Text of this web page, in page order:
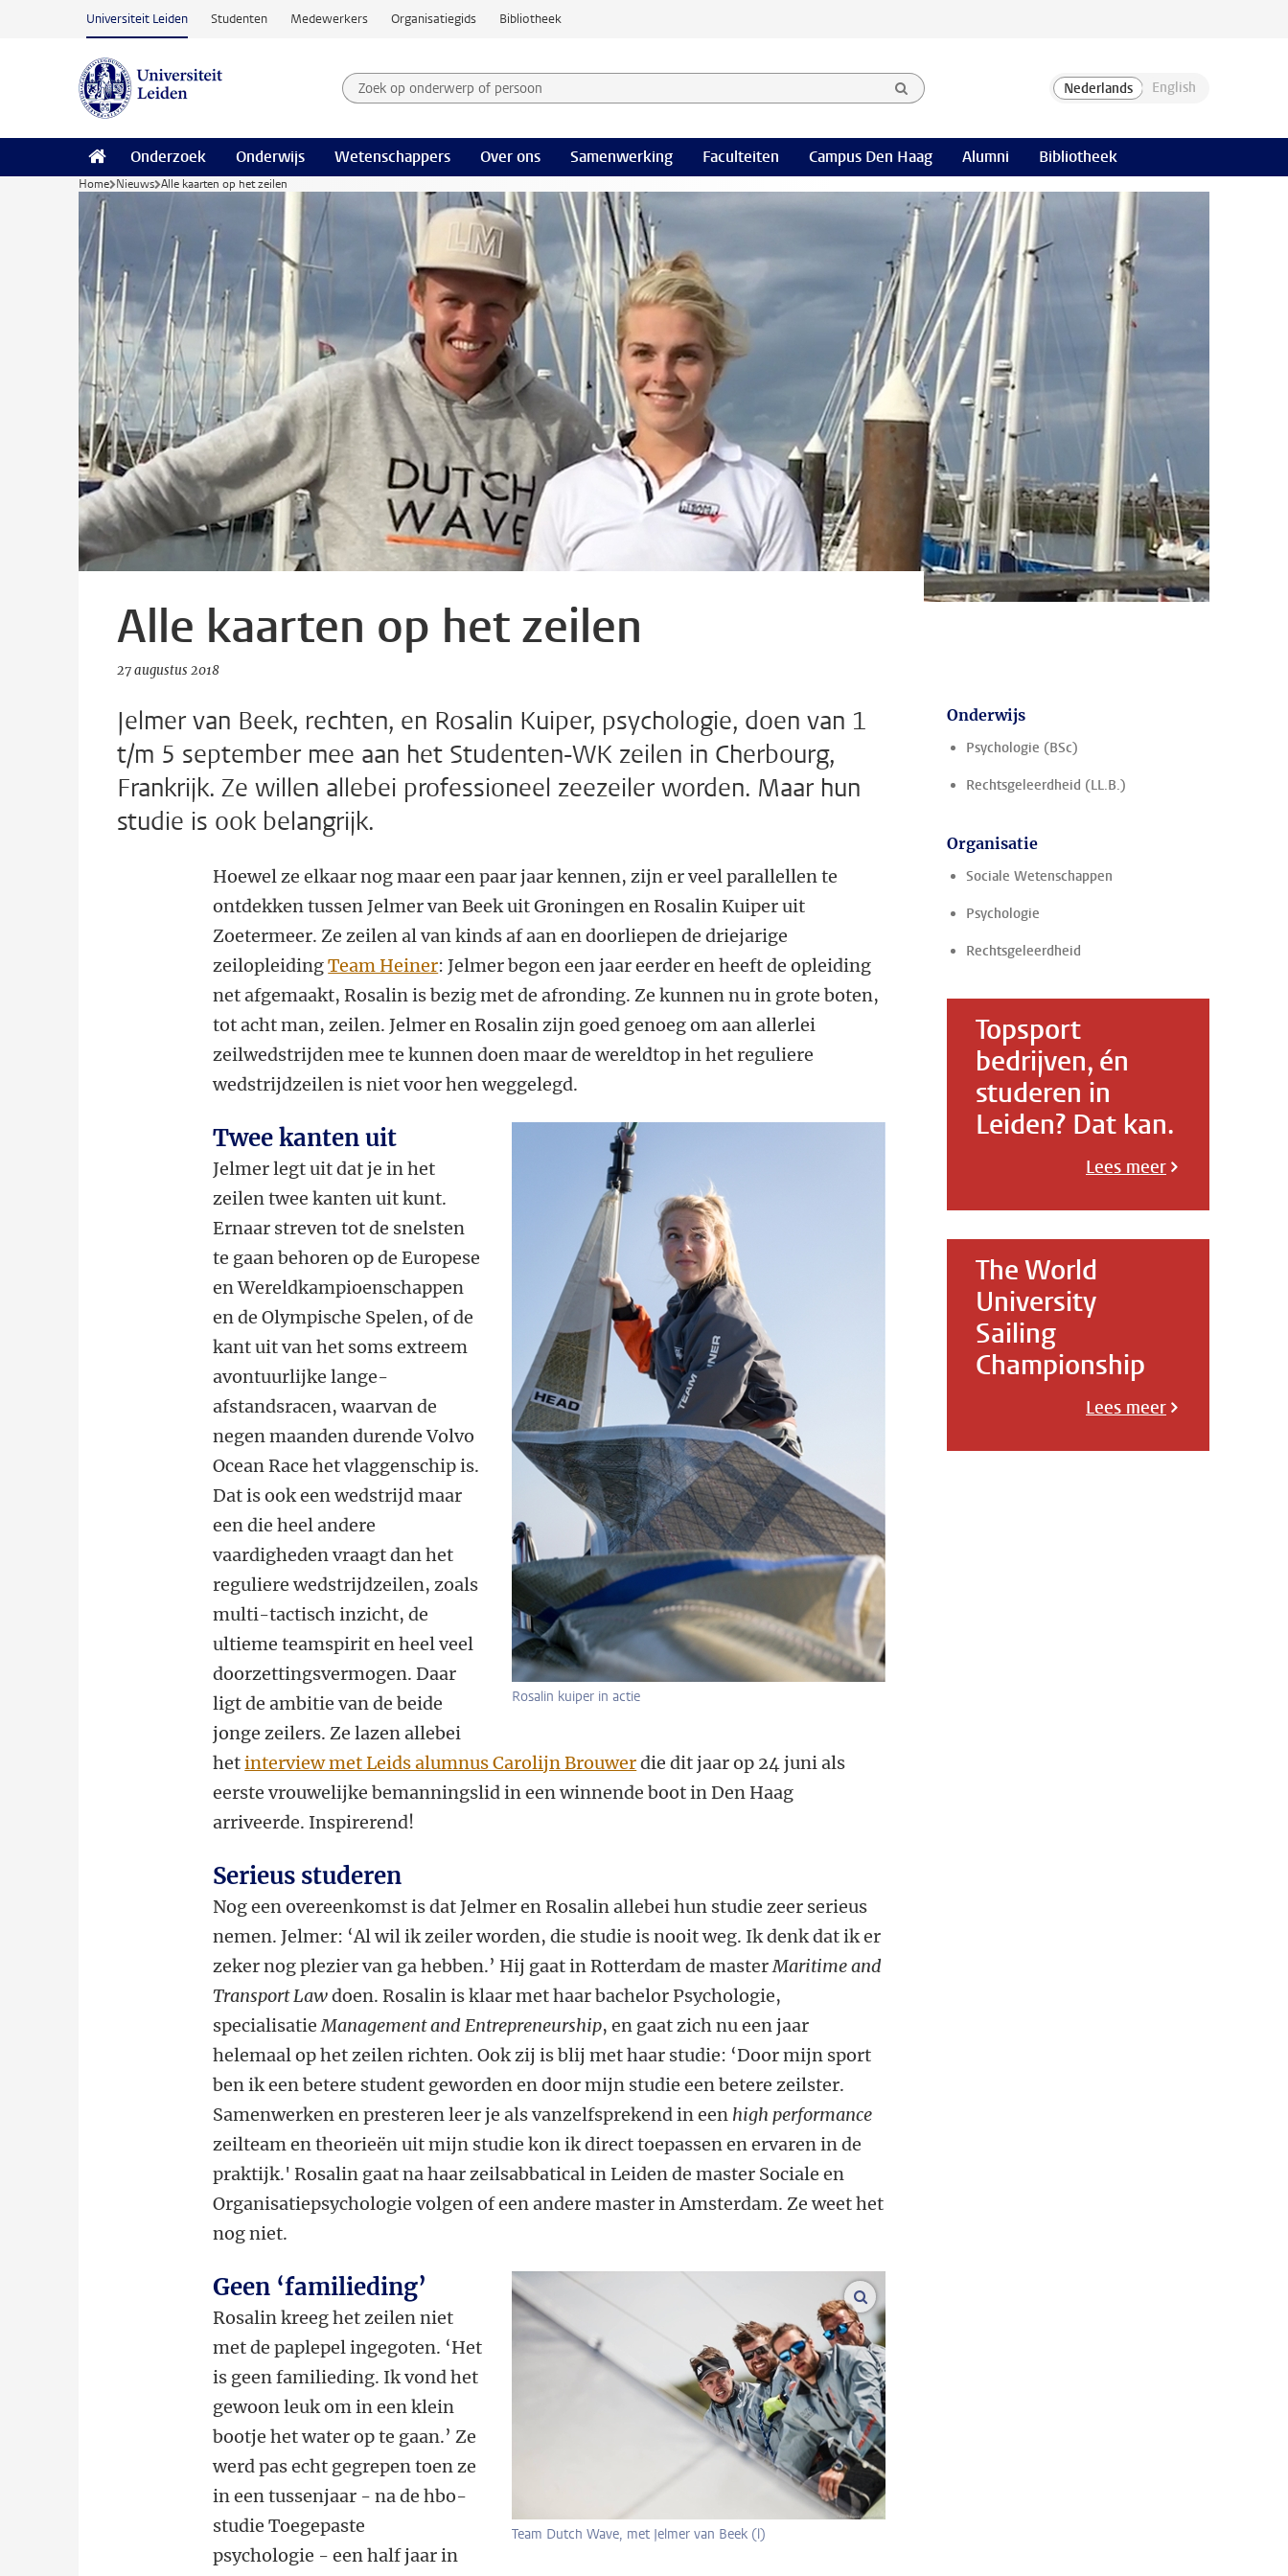
Ga naar hoofdinhoud
Universiteit Leiden Studenten Medewerkers Organisatiegids Bibliotheek
Zoek op onderwerp of persoon en selecteer categorie
Zoekterm
Onderzoek Onderwijs Wetenschappers Over ons Samenwerking Faculteiten Campus Den Haag Alumni Bibliotheek
Home Nieuws Alle kaarten op het zeilen
Alle kaarten op het zeilen
27 augustus 2018
Jelmer van Beek, rechten, en Rosalin Kuiper, psychologie, doen van 1
t/m 5 september mee aan het Studenten-WK zeilen in Cherbourg,
Frankrijk. Ze willen allebei professioneel zeezeiler worden. Maar hun
studie is ook belangrijk.
Hoewel ze elkaar nog maar een paar jaar kennen, zijn er veel parallellen te
ontdekken tussen Jelmer van Beek uit Groningen en Rosalin Kuiper uit
Zoetermeer. Ze zeilen al van kinds af aan en doorliepen de driejarige
zeilopleidingTeam Heiner: Jelmer begon een jaar eerder en heeft de opleiding
net afgemaakt, Rosalin is bezig met de afronding. Ze kunnen nu in grote boten,
tot acht man, zeilen. Jelmer en Rosalin zijn goed genoeg om aan allerlei
zeilwedstrijden mee te kunnen doen maar de wereldtop in het reguliere
wedstrijdzeilen is niet voor hen weggelegd.
Rosalin kuiper in actie
Twee kanten uit
Jelmer legt uit dat je in het
zeilen twee kanten uit kunt.
Ernaar streven tot de snelsten
te gaan behoren op de Europese
en Wereldkampioenschappen
en de Olympische Spelen, of de
kant uit van het soms extreem
avontuurlijke lange-
afstandsracen, waarvan de
negen maanden durende Volvo
Ocean Race het vlaggenschip is.
Dat is ook een wedstrijd maar
een die heel andere
vaardigheden vraagt dan het
reguliere wedstrijdzeilen, zoals
multi-tactisch inzicht, de
ultieme teamspirit en heel veel
doorzettingsvermogen. Daar
ligt de ambitie van de beide
jonge zeilers. Ze lazen allebei
hetinterview met Leids alumnus Carolijn Brouwerdie dit jaar op 24 juni als
eerste vrouwelijke bemanningslid in een winnende boot in Den Haag
arriveerde. Inspirerend!
Serieus studeren
Nog een overeenkomst is dat Jelmer en Rosalin allebei hun studie zeer serieus
nemen. Jelmer: ‘Al wil ik zeiler worden, die studie is nooit weg. Ik denk dat ik er
zeker nog plezier van ga hebben.’ Hij gaat in Rotterdam de masterMaritime and
Transport Lawdoen. Rosalin is klaar met haar bachelor Psychologie,
specialisatieManagement and Entrepreneurship, en gaat zich nu een jaar
helemaal op het zeilen richten. Ook zij is blij met haar studie: ‘Door mijn sport
ben ik een betere student geworden en door mijn studie een betere zeilster.
Samenwerken en presteren leer je als vanzelfsprekend in een high performance
zeilteam en theorieën uit mijn studie kon ik direct toepassen en ervaren in de
praktijk.' Rosalin gaat na haar zeilsabbatical in Leiden de master Sociale en
Organisatiepsychologie volgen of een andere master in Amsterdam. Ze weet het
nog niet.
Team Dutch Wave, met Jelmer van Beek (l)
vergroot afbeeldingen
Geen ‘familieding’
Rosalin kreeg het zeilen niet
met de paplepel ingegoten. ‘Het
is geen familieding. Ik vond het
gewoon leuk om in een klein
bootje het water op te gaan.’ Ze
werd pas echt gegrepen toen ze
in een tussenjaar - na de hbo-
studie Toegepaste
psychologie - een half jaar in
Onderwijs
Psychologie (BSc)
Rechtsgeleerdheid (LL.B.)
Organisatie
Sociale Wetenschappen
Psychologie
Rechtsgeleerdheid
Topsport
bedrijven, én
studeren in
Leiden? Dat kan.
Lees meer
The World
University
Sailing
Championship
Lees meer